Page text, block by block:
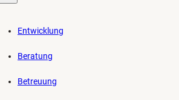
Entwicklung
Beratung
Betreuung